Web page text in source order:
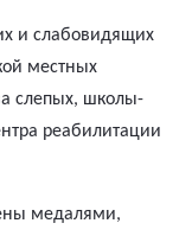
и слабовидящих
местных
слепых, школы-
реабилитации
медалями,